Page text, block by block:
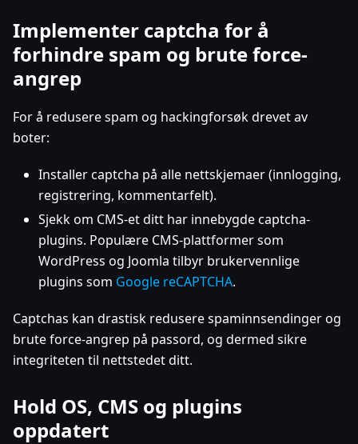
Implementer captcha for å
forhindre spam og brute force-
angrep
For å redusere spam og hackingforsøk drevet av
boter:
Installer captcha på alle nettskjemaer (innlogging,
registrering, kommentarfelt).
Sjekk om CMS-et ditt har innebygde captcha-
plugins. Populære CMS-plattformer som
WordPress og Joomla tilbyr brukervennlige
plugins som Google reCAPTCHA.
Captchas kan drastisk redusere spaminnsendinger og
brute force-angrep på passord, og dermed sikre
integriteten til nettstedet ditt.
Hold OS, CMS og plugins
oppdatert